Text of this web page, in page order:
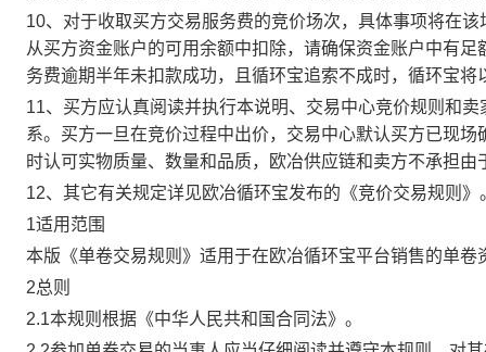
10、对于收取买方交易服务费的竞价场次，具体事项将在
从买方资金账户的可用余额中扣除，请确保资金账户中有
务费逾期半年未扣款成功，且循环宝追索不成时，循环宝将
11、买方应认真阅读并执行本说明、交易中心竞价规则和
系。买方一旦在竞价过程中出价，交易中心默认买方已现
时认可实物质量、数量和品质，欧冶供应链和卖方不承担由
12、其它有关规定详见欧冶循环宝发布的《竞价交易规则》
1适用范围
本版《单卷交易规则》适用于在欧冶循环宝平台销售的单卷
2总则
2.1本规则根据《中华人民共和国合同法》。